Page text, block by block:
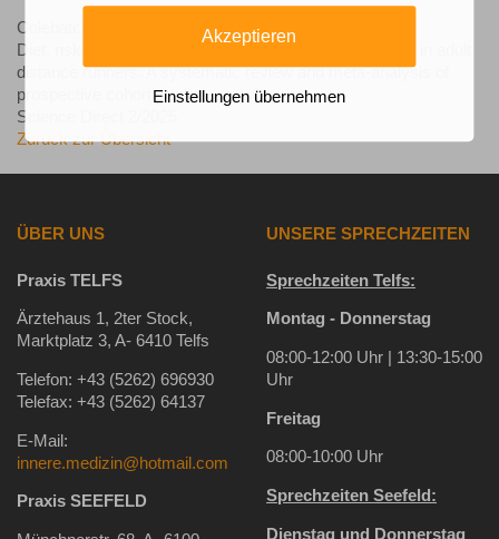
Colebatch, E.A. et al.
Diet, risk of disordered eating and running-related injury in adult
distance runners: A systematic review and meta-analysis of
prospective cohort studies.
Science Direct 2/2025
Zurück zur Übersicht
ÜBER UNS
Praxis TELFS
Ärztehaus 1, 2ter Stock,
Marktplatz 3, A- 6410 Telfs
Telefon: +43 (5262) 696930
Telefax: +43 (5262) 64137
E-Mail:
innere.medizin@hotmail.com
Praxis SEEFELD
UNSERE SPRECHZEITEN
Sprechzeiten Telfs:
Montag - Donnerstag
08:00-12:00 Uhr | 13:30-15:00
Uhr
Freitag
08:00-10:00 Uhr
Sprechzeiten Seefeld:
Dienstag und Donnerstag
Akzeptieren
Einstellungen übernehmen